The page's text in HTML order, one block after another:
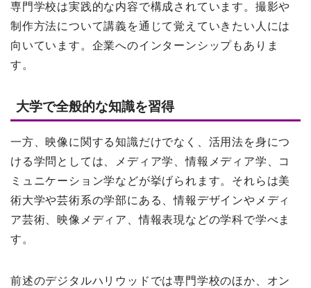
専門学校は実践的な内容で構成されています。撮影や
制作方法について講義を通じて覚えていきたい人には
向いています。企業へのインターンシップもありま
す。
大学で全般的な知識を習得
一方、映像に関する知識だけでなく、活用法を身につ
ける学問としては、メディア学、情報メディア学、コ
ミュニケーション学などが挙げられます。それらは美
術大学や芸術系の学部にある、情報デザインやメディ
ア芸術、映像メディア、情報表現などの学科で学べま
す。
前述のデジタルハリウッドでは専門学校のほか、オン